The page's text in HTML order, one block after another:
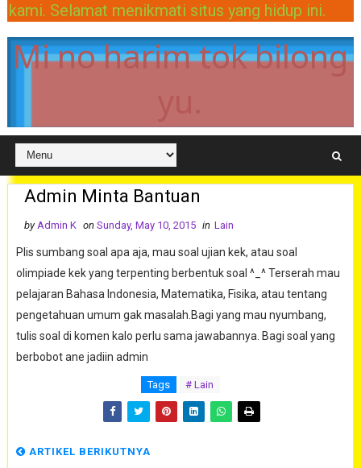
penulis-penulis kami. Selamat menikmati situs
Mi no harim tok bilong
Admin Minta Bantuan
by Admin K on Sunday, May 10, 2015 in Lain
Plis sumbang soal apa aja, mau soal ujian kek, atau soal
olimpiade kek yang terpenting berbentuk soal ^_^ Terserah mau
pelajaran Bahasa Indonesia, Matematika, Fisika, atau tentang
pengetahuan umum gak masalah.Bagi yang mau nyumbang,
tulis soal di komen kalo perlu sama jawabannya. Bagi soal yang
berbobot ane jadiin admin
Tags # Lain
ARTIKEL BERIKUTNYA